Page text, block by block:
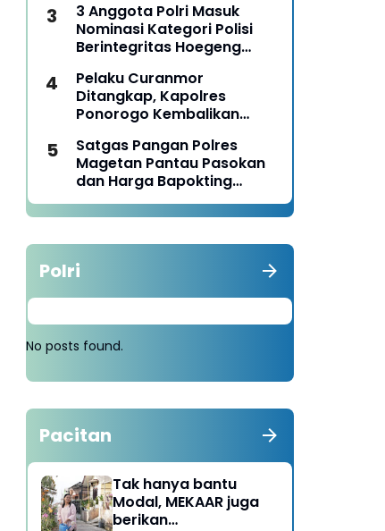
3 Anggota Polri Masuk
Nominasi Kategori Polisi
Berintegritas Hoegeng
Pelaku Curanmor
Ditangkap, Kapolres
Ponorogo Kembalikan
Satgas Pangan Polres
Magetan Pantau Pasokan
dan Harga Bapokting
Pascalebaran
Polri
No posts found.
Pacitan
Tak hanya bantu
Modal, MEKAAR juga
berikan